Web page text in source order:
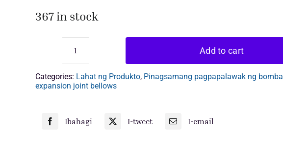
367 in stock
nababaluktot
na
goma
flange
Add to cart
Categories: Lahat ng Produkto, Pinagsamang pagpapalawak ng bomba
expansion joint bellows
Ibahagi I-tweet I-email